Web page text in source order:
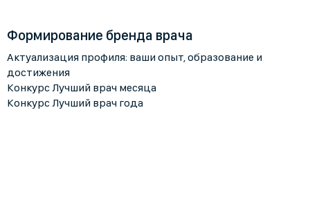
Формирование бренда врача
Актуализация профиля: ваши опыт, образование и
достижения
Конкурс Лучший врач месяца
Конкурс Лучший врач года